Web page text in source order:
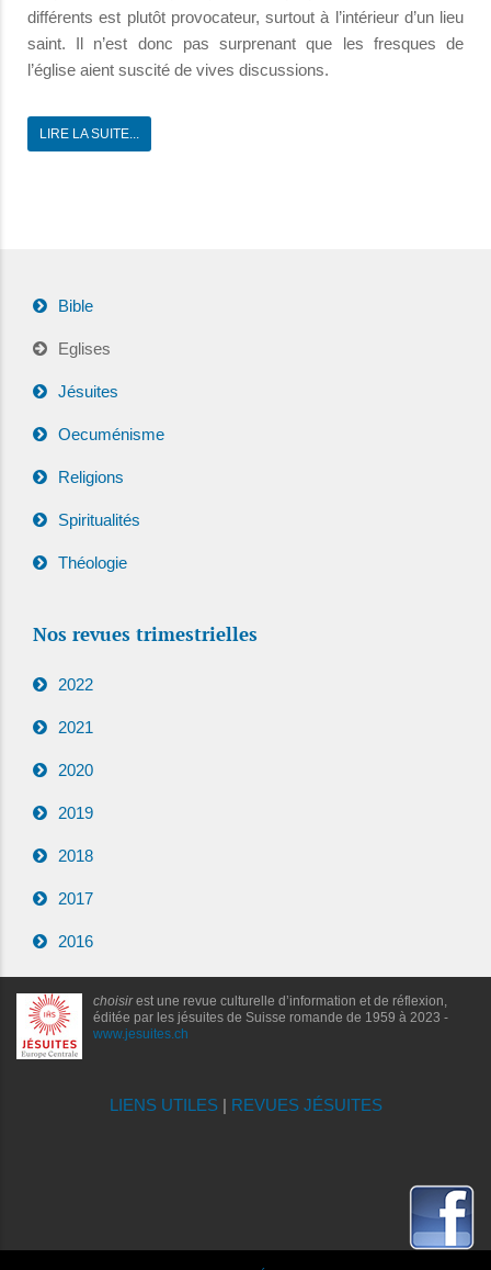
différents est plutôt provocateur, surtout à l’intérieur d’un lieu
saint. Il n’est donc pas surprenant que les fresques de
l’église aient suscité de vives discussions.
LIRE LA SUITE...
Bible
Eglises
Jésuites
Oecuménisme
Religions
Spiritualités
Théologie
Nos revues trimestrielles
2022
2021
2020
2019
2018
2017
2016
choisirest une revue culturelle d’information et de réflexion,
éditée par les jésuites de Suisse romande de 1959 à 2023 -
www.jesuites.ch
LIENS UTILES| REVUES JÉSUITES